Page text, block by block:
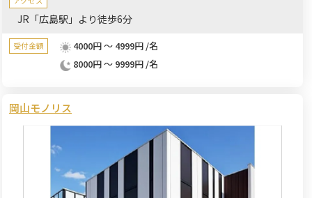
JR「広島駅」より徒歩6分
受付金額
4000円 ～ 4999円 /名
8000円 ～ 9999円 /名
岡山モノリス